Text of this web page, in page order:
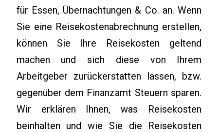
für Essen, Übernachtungen & Co. an. Wenn
Sie eine Reisekostenabrechnung erstellen,
können Sie Ihre Reisekosten geltend
machen und sich diese von Ihrem
Arbeitgeber zurückerstatten lassen, bzw.
gegenüber dem Finanzamt Steuern sparen.
Wir erklären Ihnen, was Reisekosten
beinhalten und wie Sie die Reisekosten